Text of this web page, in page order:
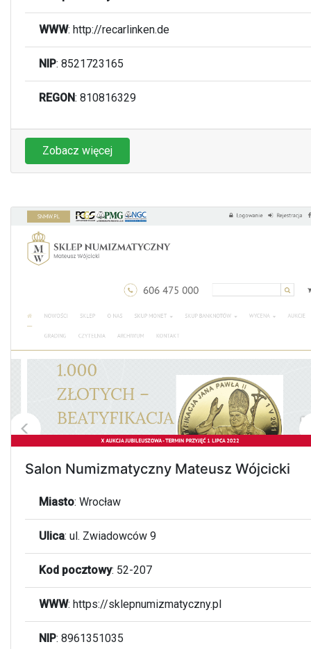
WWW: http://recarlinken.de
NIP: 8521723165
REGON: 810816329
Zobacz więcej
Salon Numizmatyczny Mateusz Wójcicki
Miasto: Wrocław
Ulica: ul. Zwiadowców 9
Kod pocztowy: 52-207
WWW: https://sklepnumizmatyczny.pl
NIP: 8961351035